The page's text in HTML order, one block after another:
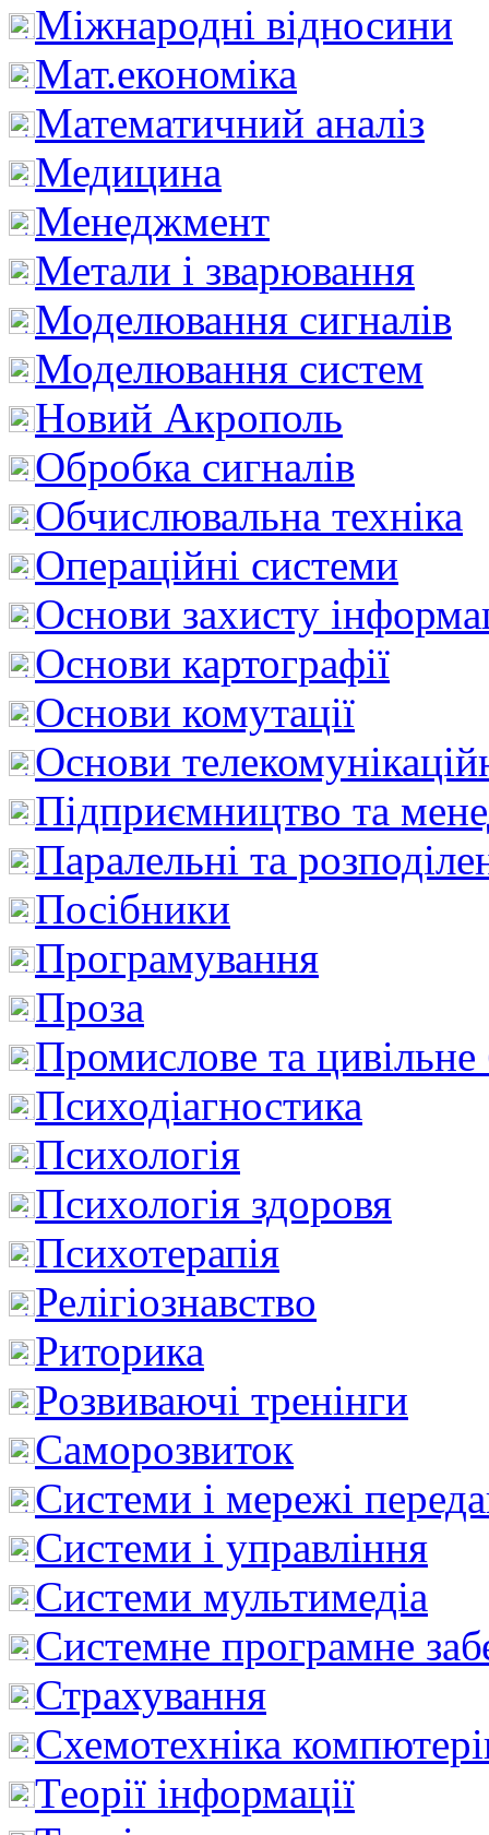
Міжнародні відносини
Мат.економіка
Математичний аналіз
Медицина
Менеджмент
Метали і зварювання
Моделювання сигналів
Моделювання систем
Новий Акрополь
Обробка сигналів
Обчислювальна техніка
Операційні системи
Основи захисту
Основи картографії
Основи комутації
Основи
Підприємництво та
Паралельні та
Посібники
Програмування
Проза
Промислове та цивільне
Психодіагностика
Психологія
Психологія здоровя
Психотерапія
Релігіознавство
Риторика
Розвиваючі тренінги
Саморозвиток
Системи і мережі
Системи і управління
Системи мультимедіа
Системне програмне
Страхування
Схемотехніка
Теорії інформації